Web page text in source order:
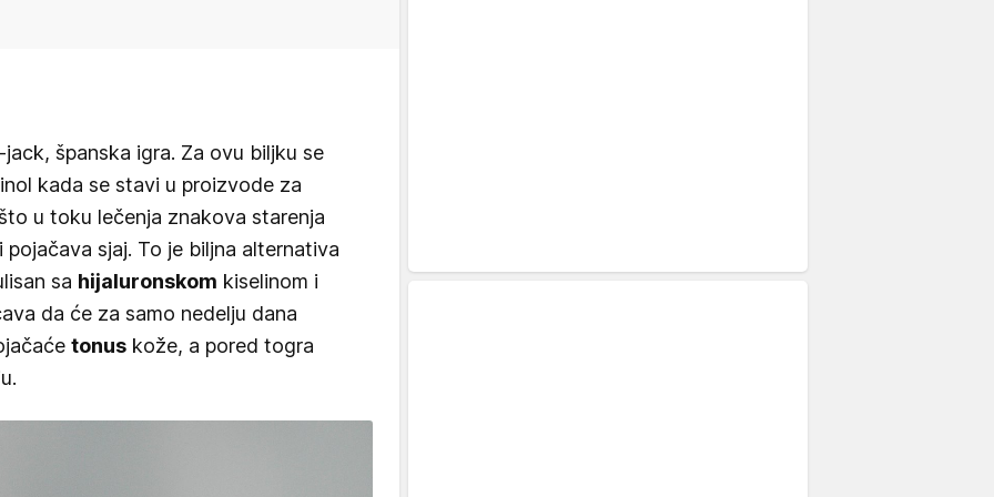
španska igra. Za ovu biljku se
kada se stavi u proizvode za
u toku lečenja znakova starenja
sjaj. To je biljna alternativa
sa hijaluronskom kiselinom i
da će za samo nedelju dana
tonus kože, a pored togra